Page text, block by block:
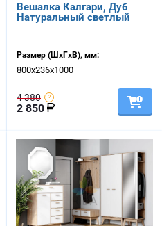
Вешалка Калгари, Дуб
Натуральный светлый
Размер (ШхГхВ), мм:
800х236х1000
4 380
2 850